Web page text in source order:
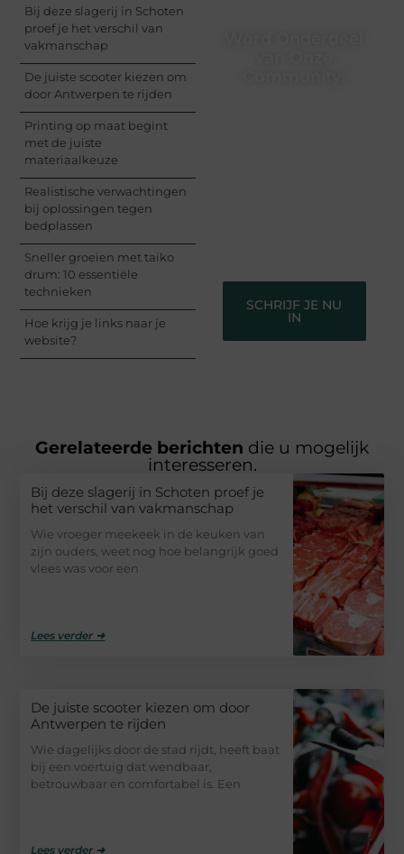
Bij deze slagerij in Schoten
proef je het verschil van
vakmanschap
De juiste scooter kiezen om
door Antwerpen te rijden
Printing op maat begint
met de juiste
materiaalkeuze
Realistische verwachtingen
bij oplossingen tegen
bedplassen
Sneller groeien met taiko
drum: 10 essentiële
technieken
Hoe krijg je links naar je
website?
SCHRIJF JE NU
IN
Gerelateerde berichten die u mogelijk
interesseren.
Bij deze slagerij in Schoten proef je
het verschil van vakmanschap
Wie vroeger meekeek in de keuken van
zijn ouders, weet nog hoe belangrijk goed
vlees was voor een
Lees verder ➜
De juiste scooter kiezen om door
Antwerpen te rijden
Wie dagelijks door de stad rijdt, heeft baat
bij een voertuig dat wendbaar,
betrouwbaar en comfortabel is. Een
Lees verder ➜